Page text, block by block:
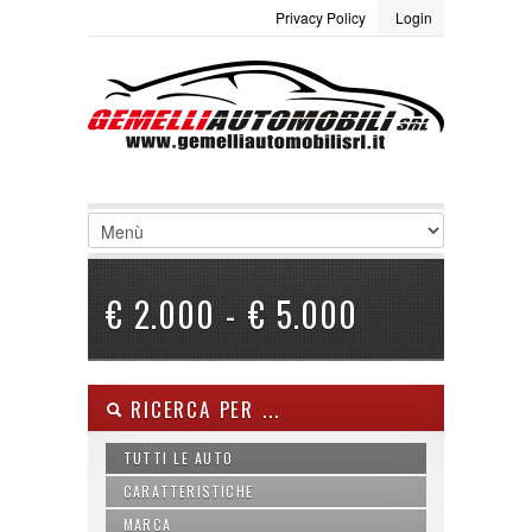
LOGIN
Username :
Ricordami
Registrati |Non ricordi la password
Login
Privacy Policy
€ 2.000 - € 5.000
RICERCA PER ...
TUTTI LE AUTO
CARATTERISTICHE
MARCA